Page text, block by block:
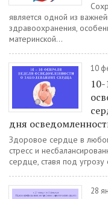
является одной из
здравоохранения,
материнской...
10
дня
Здоровое сердце в
стресс и
сердце, ставя под угрозу
28